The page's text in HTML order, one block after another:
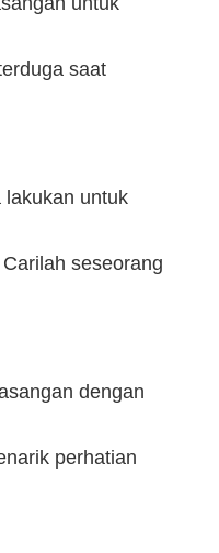
saat
lakukan untuk
seseorang
dengan
perhatian